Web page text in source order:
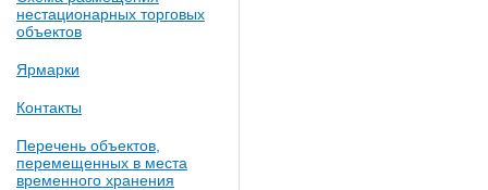
нестационарных торговых
объектов
Ярмарки
Контакты
Перечень объектов,
перемещенных в места
временного хранения